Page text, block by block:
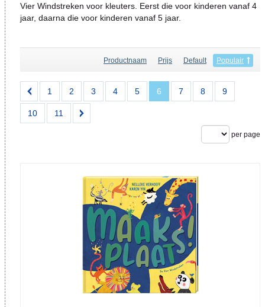
Vier Windstreken voor kleuters. Eerst die voor kinderen vanaf 4
jaar, daarna die voor kinderen vanaf 5 jaar.
Productnaam Prijs Default Populair
1 2 3 4 5 6 7 8 9
10 11
per page